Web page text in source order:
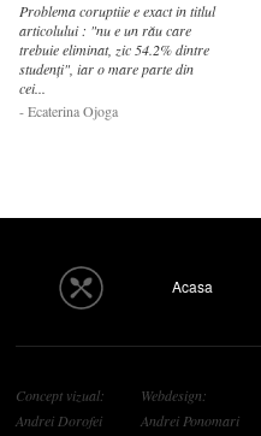
Problema coruptiie e exact in titlul
articolului : "nu e un rău care
trebuie eliminat, zic 54.2% dintre
studenți", iar o mare parte din
cei...
Ecaterina Ojoga
Acasa
Concept vizual:
Andrei Dorofei
Webdesign:
Andrei Ponomari